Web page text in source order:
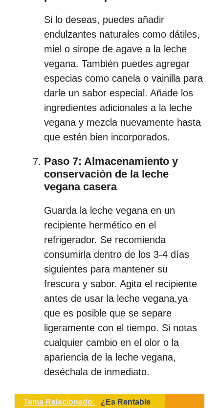
Si lo deseas, puedes añadir
endulzantes naturales como dátiles,
miel o sirope de agave a la leche
vegana. También puedes agregar
especias como canela o vainilla para
darle un sabor especial. Añade los
ingredientes adicionales a la leche
vegana y mezcla nuevamente hasta
que estén bien incorporados.
Paso 7: Almacenamiento y
conservación de la leche
vegana casera
Guarda la leche vegana en un
recipiente hermético en el
refrigerador. Se recomienda
consumirla dentro de los 3-4 días
siguientes para mantener su
frescura y sabor. Agita el recipiente
antes de usar la leche vegana,ya
que es posible que se separe
ligeramente con el tiempo. Si notas
cualquier cambio en el olor o la
apariencia de la leche vegana,
deséchala de inmediato.
Tema Relacionado:
¿Es Rentable